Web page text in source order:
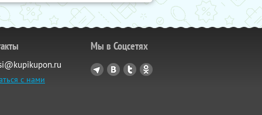
с нами
Мы в Соцсетях